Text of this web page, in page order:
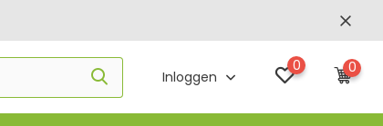
Inloggen
0 0